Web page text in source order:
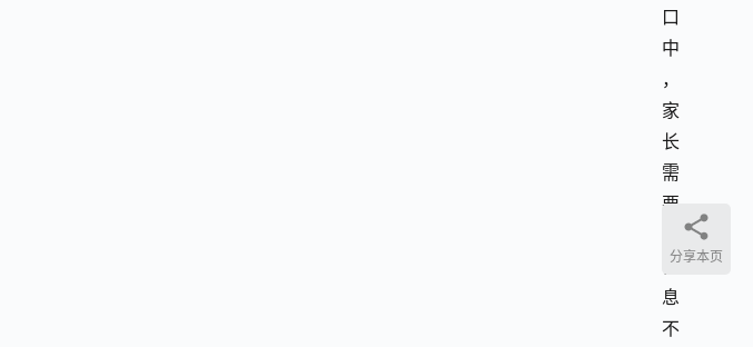
口
中
，
家
长
需
要
信
息
不
分享本页